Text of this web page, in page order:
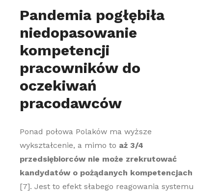
Pandemia pogłębiła
niedopasowanie
kompetencji
pracowników do
oczekiwań
pracodawców
Ponad połowa Polaków ma wyższe
wykształcenie, a mimo to aż 3/4
przedsiębiorców nie może zrekrutować
kandydatów o pożądanych kompetencjach
[7]. Jest to efekt słabego reagowania systemu